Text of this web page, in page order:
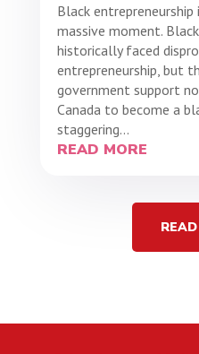
Black entrepreneurship
massive moment.
historically faced
entrepreneurship, but
government support
Canada to become a
staggering...
READ MORE